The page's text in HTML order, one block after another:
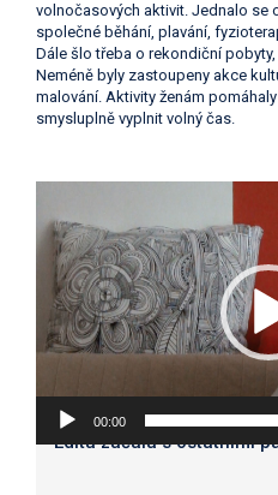
volnočasových aktivit. Jednalo se
společné běhání, plavání,
Dále šlo třeba o rekondiční
Neméně byly zastoupeny akce
malování. Aktivity ženám
smysluplně vyplnit volný čas.
přehrávač
00:00
Edita začala s ostatními